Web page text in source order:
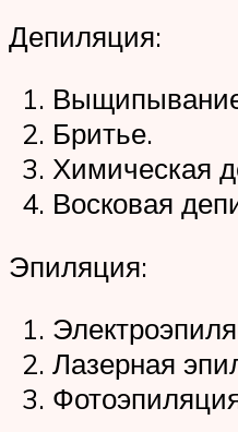
Депиляция:
Бритье.
Химическая
Восковая
Эпиляция:
Лазерная